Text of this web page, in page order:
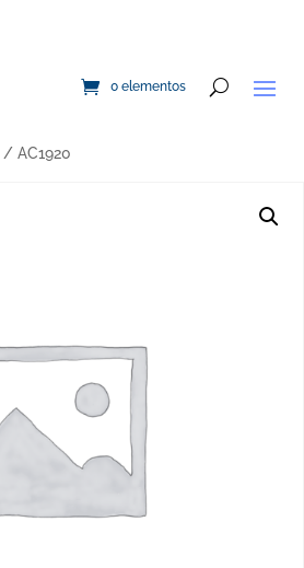
0 elementos
/ AC1920